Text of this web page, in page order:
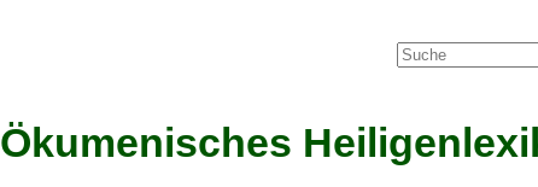
Ökumenisches